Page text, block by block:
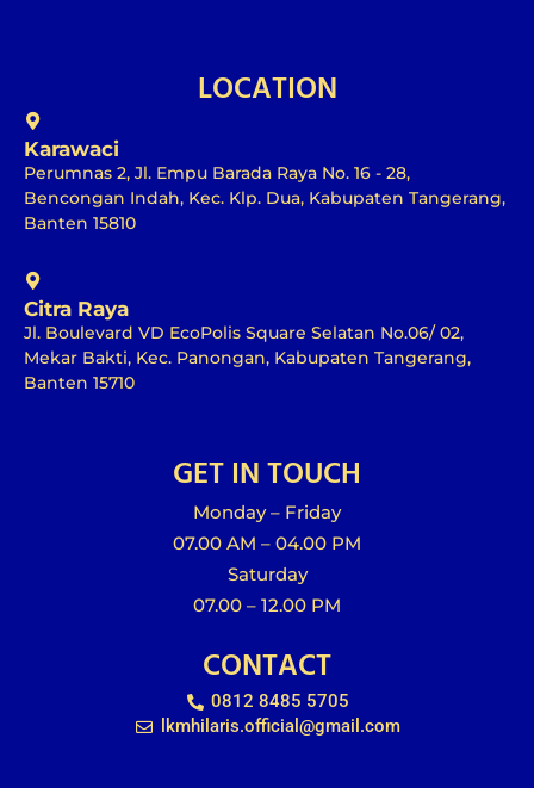
LOCATION
Karawaci
Perumnas 2, Jl. Empu Barada Raya No. 16 - 28,
Bencongan Indah, Kec. Klp. Dua, Kabupaten Tangerang,
Banten 15810
Citra Raya
Jl. Boulevard VD EcoPolis Square Selatan No.06/ 02,
Mekar Bakti, Kec. Panongan, Kabupaten Tangerang,
Banten 15710
GET IN TOUCH
Monday – Friday
07.00 AM – 04.00 PM
Saturday
07.00 – 12.00 PM
CONTACT
0812 8485 5705
lkmhilaris.official@gmail.com